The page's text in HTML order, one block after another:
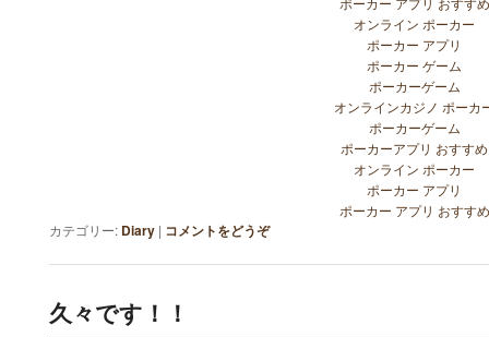
オンライン ポーカー
ポーカー アプリ
ポーカー ゲーム
ポーカーゲーム
オンラインカジノ ポーカ
ポーカーゲーム
ポーカーアプリ おすすめ
オンライン ポーカー
ポーカー アプリ
ポーカー アプリ おすすめ
カテゴリー: Diary | コメントをどうぞ
久々です！！